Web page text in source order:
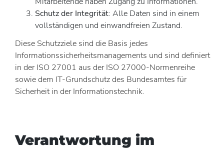
Schutz der Integrität: Alle Daten sind in einem
vollständigen und einwandfreien Zustand.
Diese Schutzziele sind die Basis jedes
Informationssicherheitsmanagements und sind definiert
in der ISO 27001 aus der ISO 27000-Normenreihe
sowie dem IT-Grundschutz des Bundesamtes für
Sicherheit in der Informationstechnik.
Verantwortung im